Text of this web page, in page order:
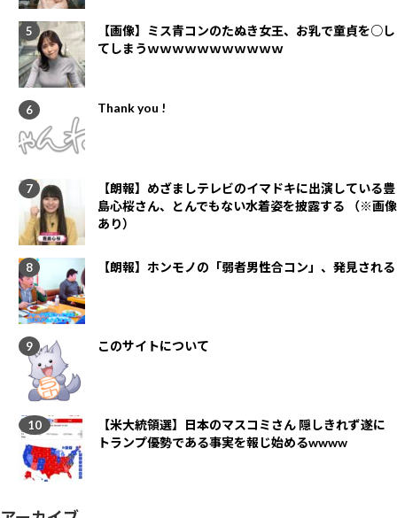
【画像】ミス青コンのたぬき女王、お乳で童貞を○し
てしまうｗｗｗｗｗｗｗｗｗｗｗ
Thank you !
【朗報】めざましテレビのイマドキに出演している豊
島心桜さん、とんでもない水着姿を披露する （※画像
あり）
【朗報】ホンモノの「弱者男性合コン」、発見される
このサイトについて
【米大統領選】日本のマスコミさん 隠しきれず遂に
トランプ優勢である事実を報じ始めるwwww